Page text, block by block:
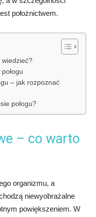
położnictwem.
wiedzieć?
– jak rozpoznać
połogu?
– co warto
organizmu, a
niewyobrażalne
powiększeniem. W